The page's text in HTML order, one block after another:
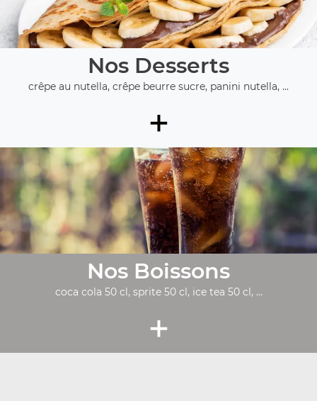
Nos Desserts
crêpe au nutella, crêpe beurre sucre, panini nutella, ...
+
Nos Boissons
coca cola 50 cl, sprite 50 cl, ice tea 50 cl, ...
+